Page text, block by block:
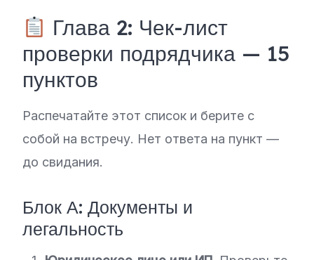
Глава 2: Чек-лист
проверки подрядчика — 15
пунктов
Распечатайте этот список и берите с
собой на встречу. Нет ответа на пункт —
до свидания.
Блок А: Документы и
легальность